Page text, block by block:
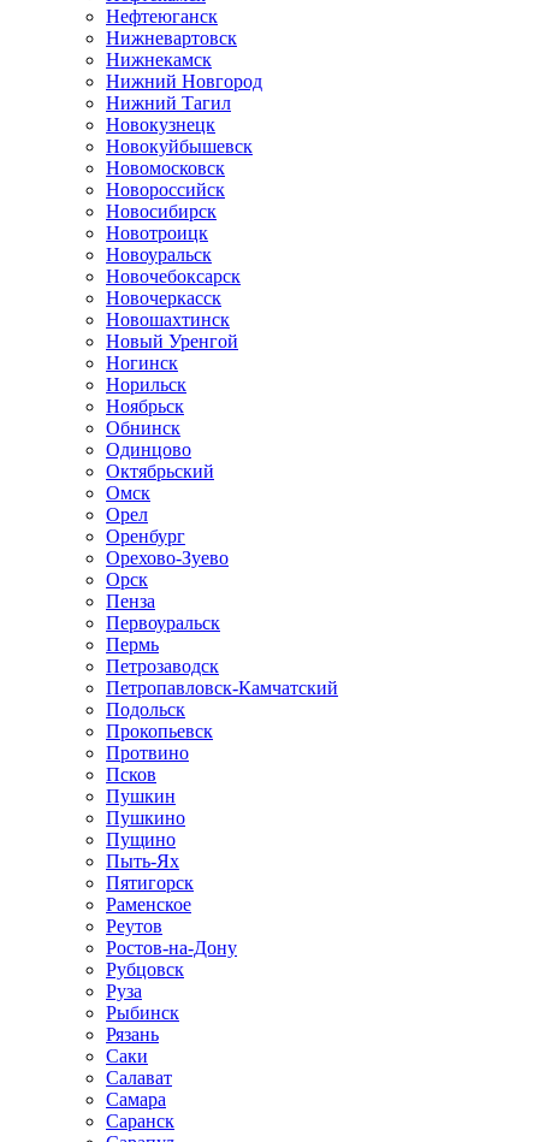
Нефтеюганск
Нижневартовск
Нижнекамск
Нижний Новгород
Нижний Тагил
Новокузнецк
Новокуйбышевск
Новомосковск
Новороссийск
Новосибирск
Новотроицк
Новоуральск
Новочебоксарск
Новочеркасск
Новошахтинск
Новый Уренгой
Ногинск
Норильск
Ноябрьск
Обнинск
Одинцово
Октябрьский
Омск
Орел
Оренбург
Орехово-Зуево
Орск
Пенза
Первоуральск
Пермь
Петрозаводск
Петропавловск-Камчатский
Подольск
Прокопьевск
Протвино
Псков
Пушкин
Пушкино
Пущино
Пыть-Ях
Пятигорск
Раменское
Реутов
Ростов-на-Дону
Рубцовск
Руза
Рыбинск
Рязань
Саки
Салават
Самара
Саранск